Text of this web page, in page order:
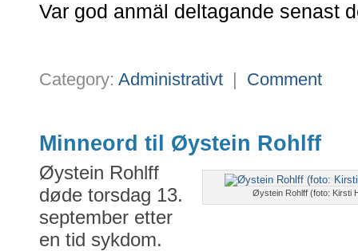
Var god anmäl deltagande senast
Category: Administrativt | Comment
Minneord til Øystein Rohlff
Øystein Rohlff (foto: Kirsti
Øystein Rohlff
døde torsdag 13.
september etter
en tid sykdom.